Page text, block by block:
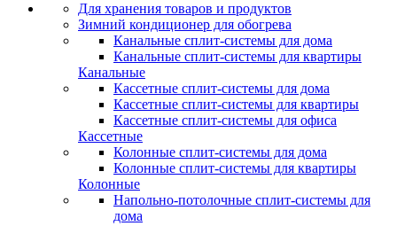
Для хранения товаров и продуктов
Зимний кондиционер для обогрева
Канальные сплит-системы для дома
Канальные сплит-системы для квартиры
Канальные
Кассетные сплит-системы для дома
Кассетные сплит-системы для квартиры
Кассетные сплит-системы для офиса
Кассетные
Колонные сплит-системы для дома
Колонные сплит-системы для квартиры
Колонные
Напольно-потолочные сплит-системы для
дома